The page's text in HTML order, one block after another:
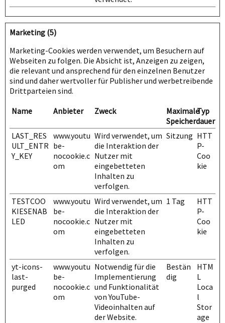
Marketing (5)
Marketing-Cookies werden verwendet, um Besuchern auf
Webseiten zu folgen. Die Absicht ist, Anzeigen zu zeigen,
die relevant und ansprechend für den einzelnen Benutzer
sind und daher wertvoller für Publisher und werbetreibende
Drittparteien sind.
Name
Anbieter Zweck
Maximale
Speicherdauer
Typ
LAST_RES
ULT_ENTR
Y_KEY
www.youtu
be-
nocookie.c
om
Wird verwendet, um
die Interaktion der
Nutzer mit
eingebetteten
Inhalten zu
verfolgen.
Sitzung HTT
P-
Coo
kie
TESTCOO
KIESENAB
LED
www.youtu
be-
nocookie.c
om
Wird verwendet, um
die Interaktion der
Nutzer mit
eingebetteten
Inhalten zu
verfolgen.
1 Tag
HTT
P-
Coo
kie
yt-icons-
last-
purged
www.youtu
be-
nocookie.c
om
Notwendig für die
Implementierung
und Funktionalität
von YouTube-
Videoinhalten auf
der Website.
Bestän
dig
HTM
L
Loca
l
Stor
age